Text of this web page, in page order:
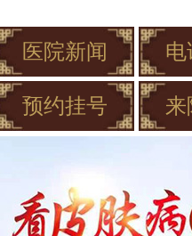
医院新闻 电
预约挂号 来